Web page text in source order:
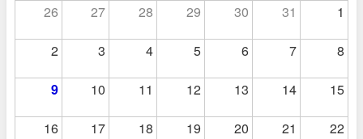
26 27 28 29 30 31 1
2 3 4 5 6 7 8
9 10 11 12 13 14 15
16 17 18 19 20 21 22